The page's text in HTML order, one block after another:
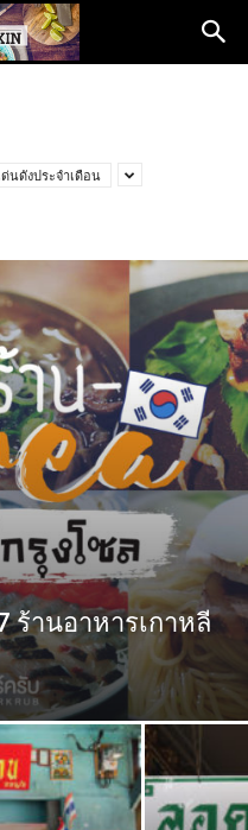
นดังประจำเดือน
ร้านอาหารเกาหลี